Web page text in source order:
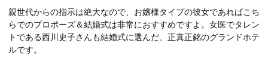
親世代からの指示は絶大なので、お嬢様タイプの彼女であればこち
らでのプロポーズ＆結婚式は非常におすすめですよ。女医でタレン
トである西川史子さんも結婚式に選んだ、正真正銘のグランドホテ
ルです。